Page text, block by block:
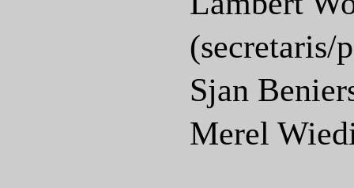
(secretaris/
Sjan
Merel